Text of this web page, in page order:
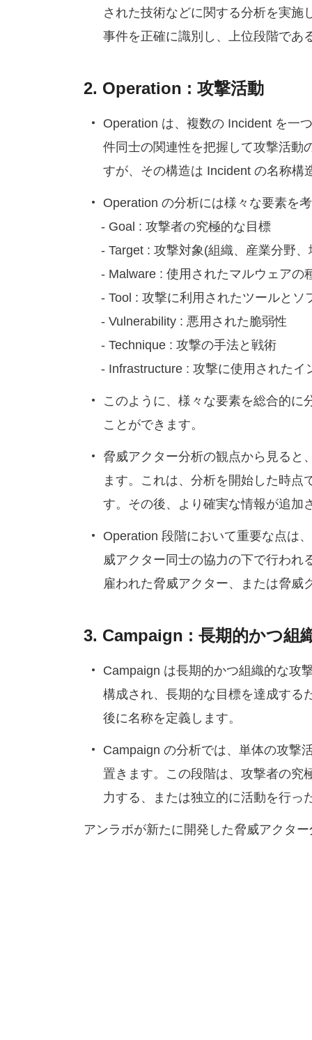
された技術などに関する分析を実施
事件を正確に識別し、上位段階であ
2. Operation : 攻撃活動
Operation は、複数の Incident を一
件同士の関連性を把握して攻撃活動
すが、その構造は Incident の名称構
Operation の分析には様々な要素を
- Goal : 攻撃者の究極的な目標
- Target : 攻撃対象(組織、産業分野、
- Malware : 使用されたマルウェアの
- Tool : 攻撃に利用されたツールとソ
- Vulnerability : 悪用された脆弱性
- Technique : 攻撃の手法と戦術
- Infrastructure : 攻撃に使用された
このように、様々な要素を総合的に
ことができます。
脅威アクター分析の観点から見ると
ます。これは、分析を開始した時
す。その後、より確実な情報が追加
Operation 段階において重要な点は
威アクター同士の協力の下で行われ
雇われた脅威アクター、または脅威
3. Campaign : 長期的かつ組
Campaign は長期的かつ組織的な攻
構成され、長期的な目標を達成する
後に名称を定義します。
Campaign の分析では、単体の攻撃
置きます。この段階は、攻撃者の究
力する、または独立的に活動を行っ
アンラボが新たに開発した脅威アクタ